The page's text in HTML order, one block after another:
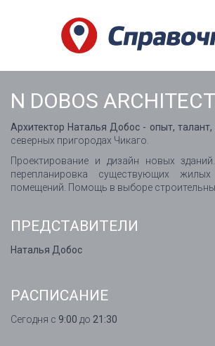
N DOBOS
Архитектор Наталья Добос - опыт, талант,
северных пригородах Чикаго.
Проектирование и дизайн новых
перепланировка существующих
помещений. Помощь в выборе
ПРЕДСТАВИТЕЛИ
Наталья Добос
РАСПИСАНИЕ
Сегодня с 9:00 до 21:30